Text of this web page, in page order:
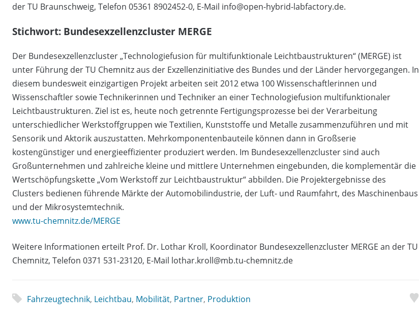
der TU Braunschweig, Telefon 05361 8902452-0, E-Mail info@open-hybrid-labfactory.de.
Stichwort: Bundesexzellenzcluster MERGE
Der Bundesexzellenzcluster „Technologiefusion für multifunktionale Leichtbaustrukturen“ (MERGE) ist
unter Führung der TU Chemnitz aus der Exzellenzinitiative des Bundes und der Länder hervorgegangen. In
diesem bundesweit einzigartigen Projekt arbeiten seit 2012 etwa 100 Wissenschaftlerinnen und
Wissenschaftler sowie Technikerinnen und Techniker an einer Technologiefusion multifunktionaler
Leichtbaustrukturen. Ziel ist es, heute noch getrennte Fertigungsprozesse bei der Verarbeitung
unterschiedlicher Werkstoffgruppen wie Textilien, Kunststoffe und Metalle zusammenzuführen und mit
Sensorik und Aktorik auszustatten. Mehrkomponentenbauteile können dann in Großserie
kostengünstiger und energieeffizienter produziert werden. Im Bundesexzellenzcluster sind auch
Großunternehmen und zahlreiche kleine und mittlere Unternehmen eingebunden, die komplementär die
Wertschöpfungskette „Vom Werkstoff zur Leichtbaustruktur“ abbilden. Die Projektergebnisse des
Clusters bedienen führende Märkte der Automobilindustrie, der Luft- und Raumfahrt, des Maschinenbaus
und der Mikrosystemtechnik.
www.tu-chemnitz.de/MERGE
Weitere Informationen erteilt Prof. Dr. Lothar Kroll, Koordinator Bundesexzellenzcluster MERGE an der TU
Chemnitz, Telefon 0371 531-23120, E-Mail lothar.kroll@mb.tu-chemnitz.de
Fahrzeugtechnik, Leichtbau, Mobilität, Partner, Produktion